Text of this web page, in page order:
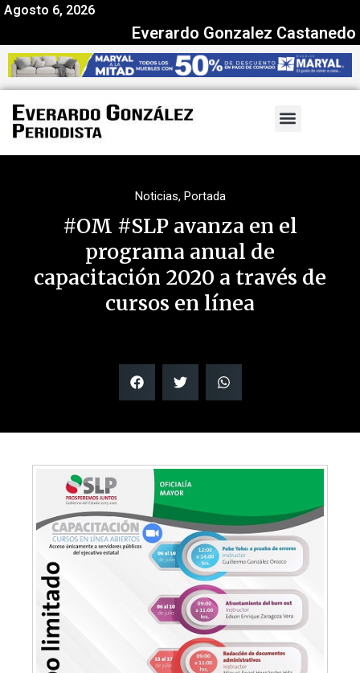
Agosto 6, 2026
Everardo Gonzalez Castanedo
Noticias, Portada
#OM #SLP avanza en el
programa anual de
capacitación 2020 a través de
cursos en línea